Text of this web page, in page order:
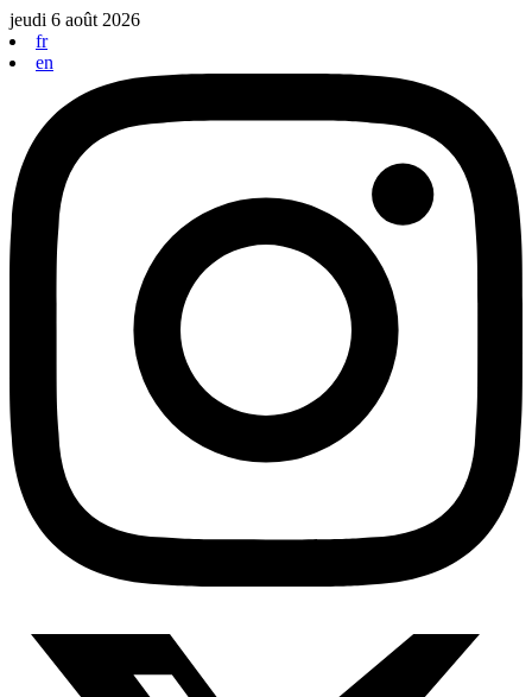
Aller
au
contenu
jeudi 6 août 2026
fr
en